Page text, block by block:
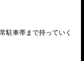
駐車帯まで持っていく